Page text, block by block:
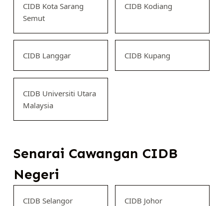
CIDB Kota Sarang
Semut
CIDB Kodiang
CIDB Langgar CIDB Kupang
CIDB Universiti Utara
Malaysia
Senarai Cawangan CIDB
Negeri
CIDB Selangor CIDB Johor